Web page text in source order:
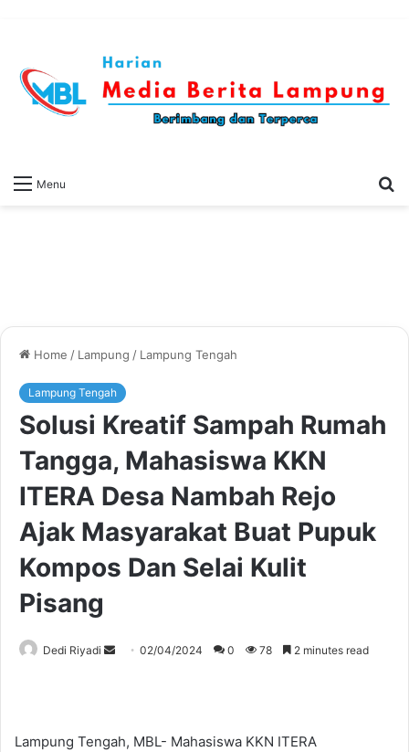
Menu
Home / Lampung / Lampung Tengah
Lampung Tengah
Solusi Kreatif Sampah Rumah
Tangga, Mahasiswa KKN
ITERA Desa Nambah Rejo
Ajak Masyarakat Buat Pupuk
Kompos Dan Selai Kulit
Pisang
Dedi Riyadi
Send02/04/2024 0 78 2 minutes read
Lampung Tengah, MBL- Mahasiswa KKN ITERA